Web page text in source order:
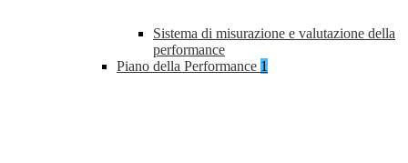
Sistema di misurazione e valutazione della
performance
Piano della Performance 1